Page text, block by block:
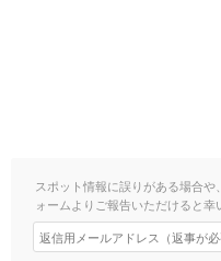
スポット情報に誤りがある場合
ォームよりご報告いただけると幸